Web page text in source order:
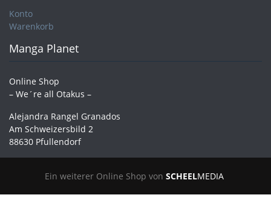
Konto
Warenkorb
Manga Planet
Online Shop
– We´re all Otakus –
Alejandra Rangel Granados
Am Schweizersbild 2
88630 Pfullendorf
Ein weiterer Online Shop von SCHEELMEDIA